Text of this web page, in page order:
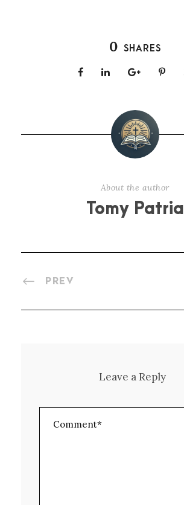
0 SHARES
About the author
Tomy Patria
PREV
Leave a Reply